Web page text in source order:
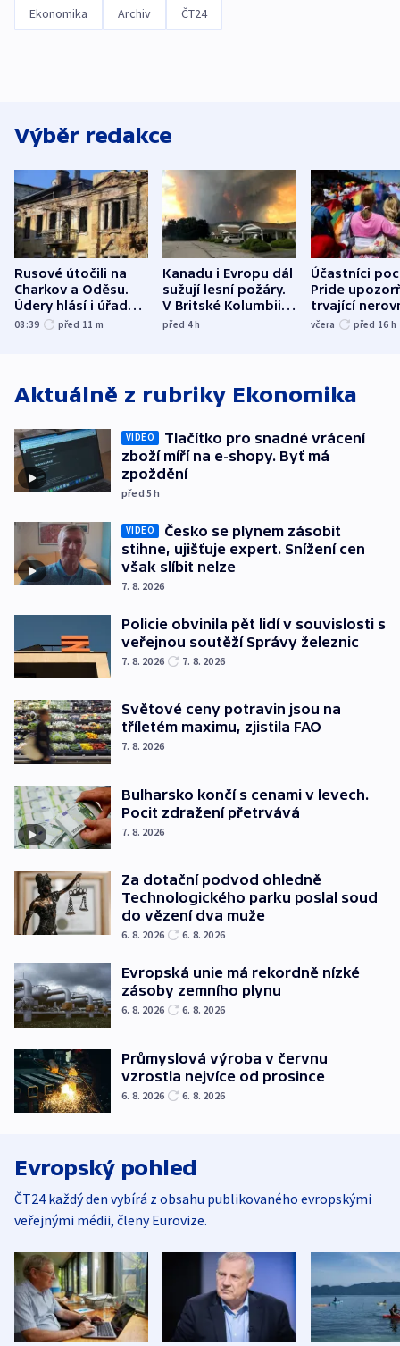
Ekonomika Archiv ČT24
Výběr redakce
Rusové útočili na
Charkov a Oděsu.
Údery hlásí i úřady v
Bělgorodu
08:39 před 11 m
Kanadu i Evropu dál
sužují lesní požáry.
V Britské Kolumbii
evakuovali tisíce lidí
před 4h
Účastníci
Pride
trvající
včera před 16 h
Aktuálně z rubriky Ekonomika
VIDEO
Tlačítko pro snadné vrácení
zboží míří na e-shopy. Byť má
zpoždění
před 5h
VIDEO
Česko se plynem zásobit
stihne, ujišťuje expert. Snížení cen
však slíbit nelze
7. 8. 2026
Policie obvinila pět lidí v souvislosti s
veřejnou soutěží Správy železnic
7. 8. 2026 7. 8. 2026
Světové ceny potravin jsou na
tříletém maximu, zjistila FAO
7. 8. 2026
Bulharsko končí s cenami v levech.
Pocit zdražení přetrvává
7. 8. 2026
Za dotační podvod ohledně
Technologického parku poslal soud
do vězení dva muže
6. 8. 2026 6. 8. 2026
Evropská unie má rekordně nízké
zásoby zemního plynu
6. 8. 2026 6. 8. 2026
Průmyslová výroba v červnu
vzrostla nejvíce od prosince
6. 8. 2026 6. 8. 2026
Evropský pohled
ČT24 každý den vybírá z obsahu publikovaného evropskými
veřejnými médii, členy Eurovize.